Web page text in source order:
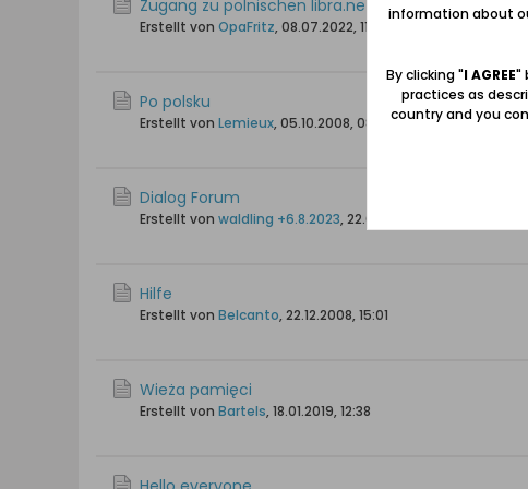
Zugang zu polnischen libra.net Onlinebücherei
Erstellt von OpaFritz, 08.07.2022, 11:07
Po polsku
Erstellt von Lemieux, 05.10.2008, 08:36
Dialog Forum
Erstellt von waldling +6.8.2023, 22.05.2019, 14:26
Hilfe
Erstellt von Belcanto, 22.12.2008, 15:01
Wieża pamięci
Erstellt von Bartels, 18.01.2019, 12:38
information about
By clicking "I AGREE"
practices as
country and you